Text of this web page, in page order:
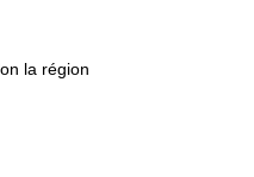
la région